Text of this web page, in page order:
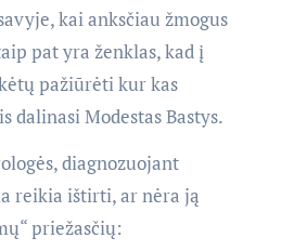
kai anksčiau žmogus
pat yra ženklas, kad į
pažiūrėti kur kas
dalinasi Modestas Bastys.
diagnozuojant
reikia ištirti, ar nėra ją
priežasčių: